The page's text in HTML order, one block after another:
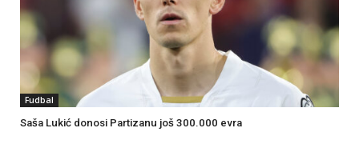
Fudbal
Saša Lukić donosi Partizanu još 300.000 evra